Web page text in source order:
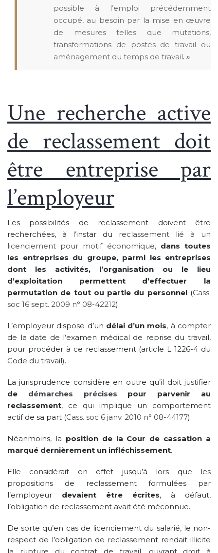
possible à l’emploi précédemment
occupé, au besoin par la mise en œuvre
de mesures telles que mutations,
transformations de postes de travail ou
aménagement du temps de travail. »
Une recherche active
de reclassement doit
être entreprise par
l’employeur
Les possibilités de reclassement doivent être
recherchées, à l’instar du reclassement lié à un
licenciement pour motif économique, dans toutes
les entreprises du groupe, parmi les entreprises
dont les activités, l’organisation ou le lieu
d’exploitation permettent d’effectuer la
permutation de tout ou partie du personnel(Cass.
soc 16 sept. 2009 n° 08-42212).
L’employeur dispose d’un délai d’un mois, à compter
de la date de l’examen médical de reprise du travail,
pour procéder à ce reclassement (article L 1226-4 du
Code du travail).
La jurisprudence considère en outre qu’il doit justifier
de démarches précises
pour parvenir au
reclassement, ce qui implique un comportement
actif de sa part (Cass. soc 6 janv. 2010 n° 08-44177).
Néanmoins, la position de la Cour de cassation a
marqué dernièrement un infléchissement.
Elle considérait en effet jusqu’à lors que les
propositions de reclassement formulées par
l’employeur devaient être écrites, à défaut,
l’obligation de reclassement avait été méconnue.
De sorte qu’en cas de licenciement du salarié, le non-
respect de l’obligation de reclassement rendait illicite
la rupture du contrat de travail, ouvrant droit à